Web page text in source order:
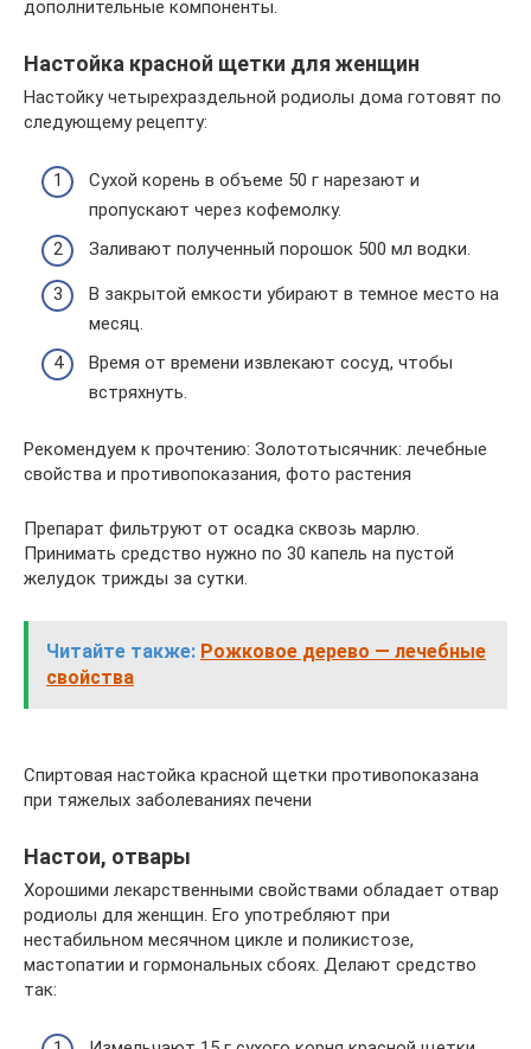
дополнительные компоненты.
Настойка красной щетки для женщин
Настойку четырехраздельной родиолы дома готовят по
следующему рецепту:
Сухой корень в объеме 50 г нарезают и
пропускают через кофемолку.
Заливают полученный порошок 500 мл водки.
В закрытой емкости убирают в темное место на
месяц.
Время от времени извлекают сосуд, чтобы
встряхнуть.
Рекомендуем к прочтению: Золототысячник: лечебные
свойства и противопоказания, фото растения
Препарат фильтруют от осадка сквозь марлю.
Принимать средство нужно по 30 капель на пустой
желудок трижды за сутки.
Читайте также: Рожковое дерево — лечебные
свойства
Спиртовая настойка красной щетки противопоказана
при тяжелых заболеваниях печени
Настои, отвары
Хорошими лекарственными свойствами обладает отвар
родиолы для женщин. Его употребляют при
нестабильном месячном цикле и поликистозе,
мастопатии и гормональных сбоях. Делают средство
так: